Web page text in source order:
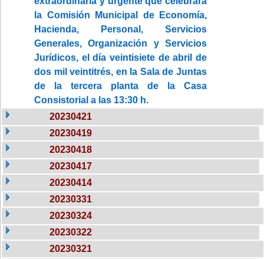
la Comisión Municipal de Economía,
Hacienda, Personal, Servicios
Generales, Organización y Servicios
Jurídicos, el día veintisiete de abril de
dos mil veintitrés, en la Sala de Juntas
de la tercera planta de la Casa
Consistorial a las 13:30 h.
20230421
20230419
20230418
20230417
20230414
20230331
20230324
20230322
20230321